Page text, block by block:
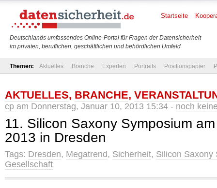
Deutschlands umfassendes Online-Portal für Fragen der Datensicherheit
im privaten, beruflichen, geschäftlichen und behördlichen Umfeld
Startseite
Themen: Aktuelles Branche Experten Portraits Positionspapier
AKTUELLES, BRANCHE,
cp am Donnerstag, Januar 10, 2013 15:34 - noch
11. Silicon Saxony Symposium
2013 in Dresden
Tags: Dresden, Megatrend, Sicherheit, Silicon Saxony
Gesellschaft